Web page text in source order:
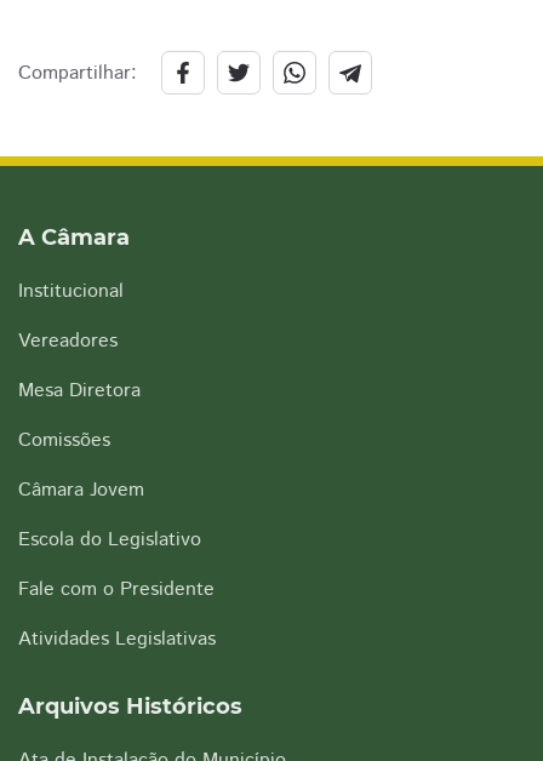
Compartilhar:
A Câmara
Institucional
Vereadores
Mesa Diretora
Comissões
Câmara Jovem
Escola do Legislativo
Fale com o Presidente
Atividades Legislativas
Arquivos Históricos